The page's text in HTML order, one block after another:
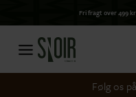
Fri fragt over 499 kr
Følg os